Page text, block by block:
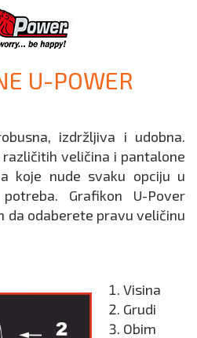
U-POWER
izdržljiva i udobna.
veličina i pantalone
koje nude svaku opciju u
Grafikon U-Pover
da odaberete pravu veličinu
Visina
Grudi
Obim